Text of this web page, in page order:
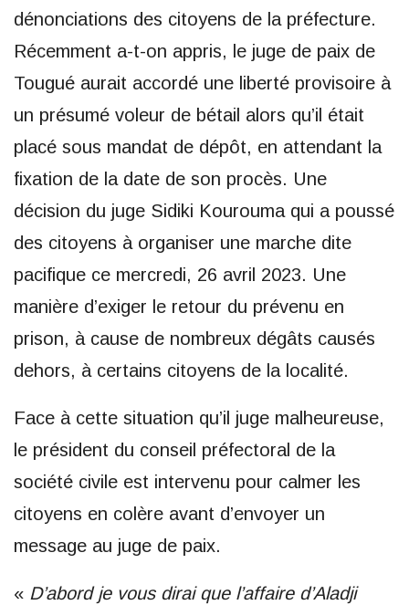
dénonciations des citoyens de la préfecture.
Récemment a-t-on appris, le juge de paix de
Tougué aurait accordé une liberté provisoire à
un présumé voleur de bétail alors qu’il était
placé sous mandat de dépôt, en attendant la
fixation de la date de son procès. Une
décision du juge Sidiki Kourouma qui a poussé
des citoyens à organiser une marche dite
pacifique ce mercredi, 26 avril 2023. Une
manière d’exiger le retour du prévenu en
prison, à cause de nombreux dégâts causés
dehors, à certains citoyens de la localité.
Face à cette situation qu’il juge malheureuse,
le président du conseil préfectoral de la
société civile est intervenu pour calmer les
citoyens en colère avant d’envoyer un
message au juge de paix.
« D’abord je vous dirai que l’affaire d’Aladji